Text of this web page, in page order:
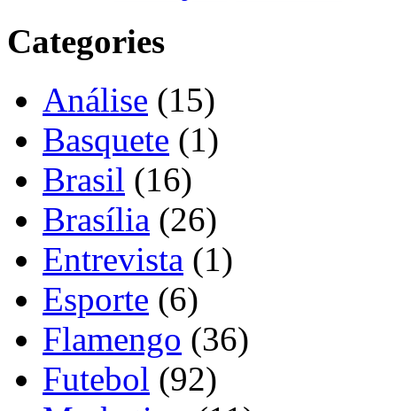
Categories
Análise (15)
Basquete (1)
Brasil (16)
Brasília (26)
Entrevista (1)
Esporte (6)
Flamengo (36)
Futebol (92)